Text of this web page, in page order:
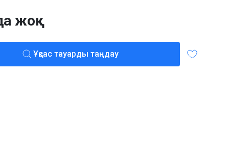
жоқ
Ұқсас тауарды таңдау